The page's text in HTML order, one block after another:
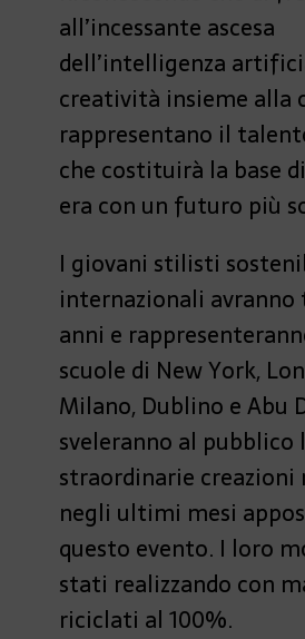
all’incessante ascesa
dell’intelligenza
creatività insieme alla
rappresentano il
che costituirà la base
era con un futuro più
I giovani stilisti
internazionali avranno
anni e
scuole di New York,
Milano, Dublino e Abu
sveleranno al pubblico
straordinarie creazioni
negli ultimi mesi
questo evento. I loro
stati realizzando con
riciclati al 100%.